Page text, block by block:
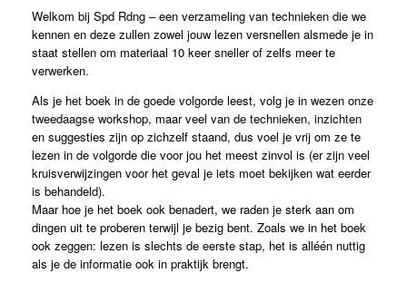
Welkom bij Spd Rdng – een verzameling van technieken die we
kennen en deze zullen zowel jouw lezen versnellen alsmede je in
staat stellen om materiaal 10 keer sneller of zelfs meer te
verwerken.
Als je het boek in de goede volgorde leest, volg je in wezen onze
tweedaagse workshop, maar veel van de technieken, inzichten
en suggesties zijn op zichzelf staand, dus voel je vrij om ze te
lezen in de volgorde die voor jou het meest zinvol is (er zijn veel
kruisverwijzingen voor het geval je iets moet bekijken wat eerder
is behandeld).
Maar hoe je het boek ook benadert, we raden je sterk aan om
dingen uit te proberen terwijl je bezig bent. Zoals we in het boek
ook zeggen: lezen is slechts de eerste stap, het is alléén nuttig
als je de informatie ook in praktijk brengt.